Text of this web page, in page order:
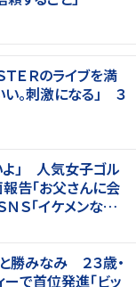
ＴＥＲのライブを満
。刺激になる」 ３
よ」 人気女子ゴル
告「お父さんに会
Ｓ「イケメンなお
？」
と勝みなみ ２３歳・
で首位発進「ビッ